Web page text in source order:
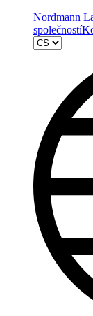
Nordmann
společností